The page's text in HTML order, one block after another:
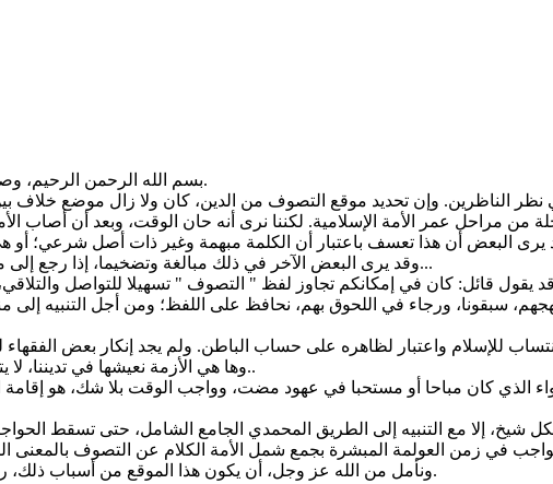
بسم الله الرحمن الرحيم، وصلى الله على سيدنا محمد وعلى آله وصحبه وكل عبد من الصالحين.
الناظرين. وإن تحديد موقع التصوف من الدين، كان ولا زال موضع
وقد يرى البعض الآخر في ذلك مبالغة وتضخيما، إذا رجع إلى مدلول الكلمة وإلى تجليات التصوف المنصبغة بصبغة كل زمن زمن...
سبقونا، ورجاء في اللحوق بهم، نحافظ على اللفظ؛ ومن أجل التنبيه إلى
وها هي الأزمة نعيشها في تديننا، لا يتمكن أحد من إنكارها.. وها هي تداعيات الأزمة تكتنفنا من كل جانب..
الذي كان مباحا أو مستحبا في عهود مضت، وواجب الوقت بلا شك، هو إقامة
ونأمل من الله عز وجل، أن يكون هذا الموقع من أسباب ذلك، راجين منه سبحانه وتعالى السداد والقبول، فإنه أهل كل جود وفضل.